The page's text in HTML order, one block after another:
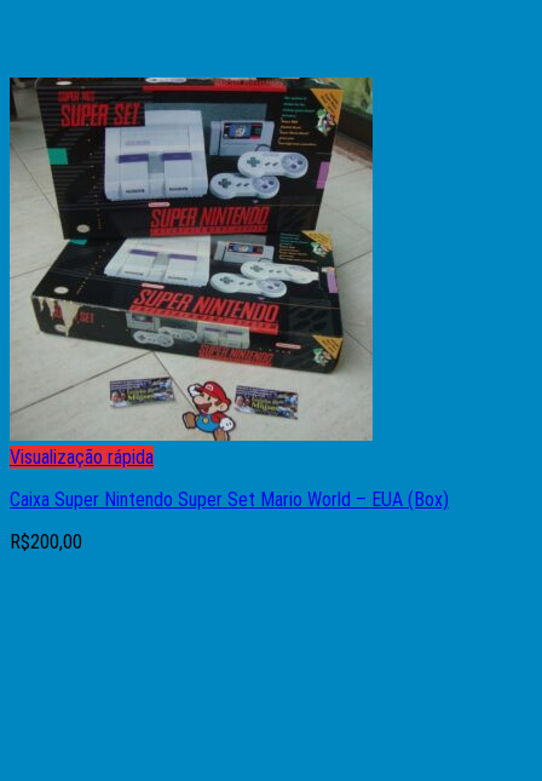
Visualização rápida
Caixa Super Nintendo Super Set Mario World – EUA (Box)
R$200,00